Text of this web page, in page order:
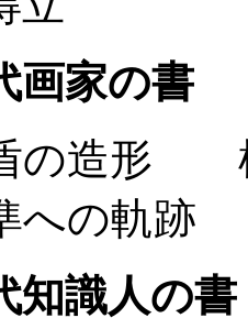
家の書
の造形
への軌
識人の書